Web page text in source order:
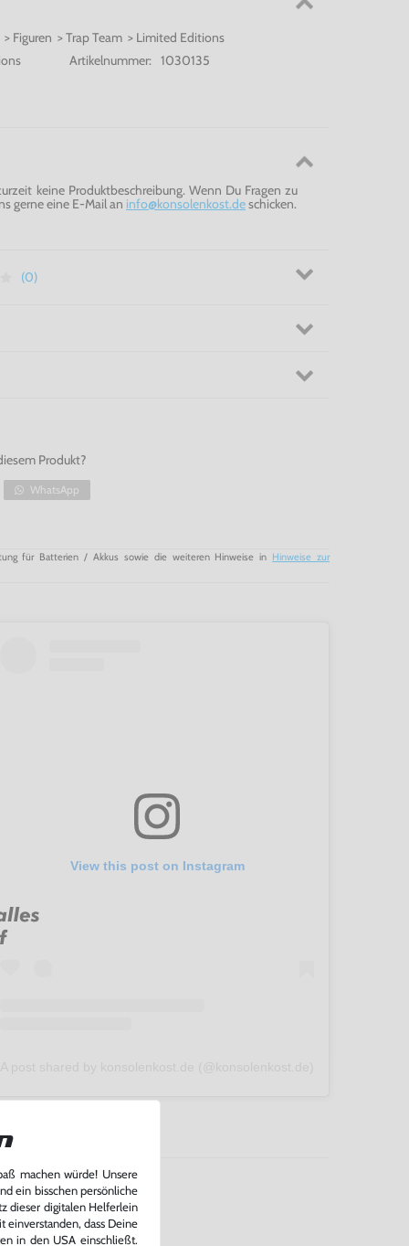
> Figuren > Trap Team > Limited Editions
Artikelnummer: 1030135
keine Produktbeschreibung. Wenn Du Fragen zu
gerne eine E-Mail an info@konsolenkost.deschicken.
(0)
Produkt?
WhatsApp
für Batterien / Akkus sowie die weiteren Hinweise in Hinweise zur
View this post on Instagram
machen würde! Unsere
ein bisschen persönliche
dieser digitalen Helferlein
einverstanden, dass Deine
in den USA einschließt.